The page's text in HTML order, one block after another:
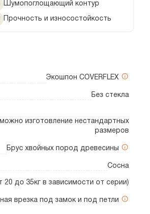
Шумопоглощающий контур
Прочность и износостойкость
Экошпон COVERFLEX
Без стекла
изготовление нестандартных
размеров
Брус хвойных пород древесины
Сосна
20 до 35кг в зависимости от серии)
врезка под замок и под петли